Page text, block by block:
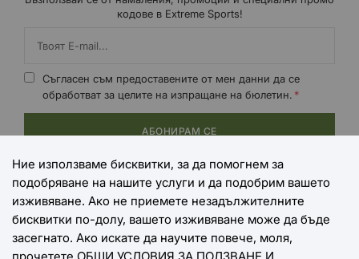
кодове в Extreme Sports!
Съгласен съм предоставените от мен данни да се
обработват за целите на изпращане на бюлетин.
АБОНИРАМ СЕ
НАЧИНИ НА ПЛАЩАНЕ
Ние използваме бисквитки, за да помогнем за
подобряване на нашите услуги и да подобрим вашето
изживяване. Ако не приемете незадължителните
бисквитки по-долу, вашето изживяване може да бъде
засегнато. Ако искате да научите повече, моля,